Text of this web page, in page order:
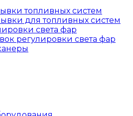
топливных систем
для топливных систем
света фар
регулировки света фар